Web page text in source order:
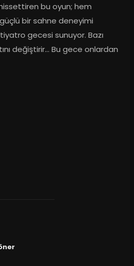
bu oyun; hem
bir sahne deneyimi
gecesi sunuyor. Bazı
değiştirir… Bu gece onlardan